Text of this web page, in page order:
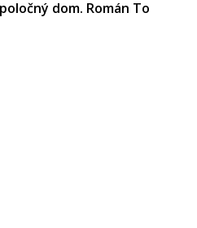
dom. Román To